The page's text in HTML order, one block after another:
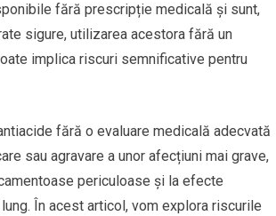
fără prescripție medicală și sunt,
sigure, utilizarea acestora fără un
implica riscuri semnificative pentru
fără o evaluare medicală adecvată
sau agravare a unor afecțiuni mai grave,
periculoase și la efecte
În acest articol, vom explora riscurile